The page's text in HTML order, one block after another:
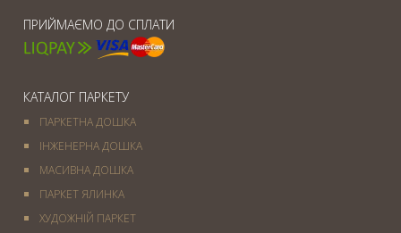
ПРИЙМАЄМО ДО СПЛАТИ
КАТАЛОГ ПАРКЕТУ
ПАРКЕТНА ДОШКА
ІНЖЕНЕРНА ДОШКА
МАСИВНА ДОШКА
ПАРКЕТ ЯЛИНКА
ХУДОЖНІЙ ПАРКЕТ